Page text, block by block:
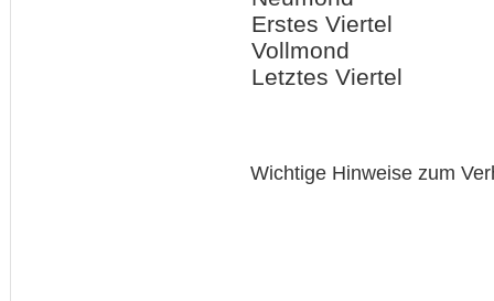
Erstes Viertel
Vollmond
Letztes Viertel
Wichtige Hinweise zum